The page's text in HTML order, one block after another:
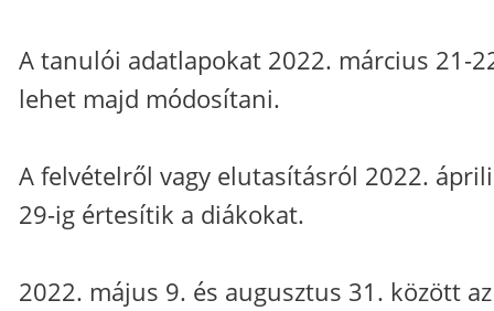
A tanulói adatlapokat 2022. március 21-
lehet majd módosítani.
A felvételről vagy elutasításról 2022.
29-ig értesítik a diákokat.
2022. május 9. és augusztus 31. között az